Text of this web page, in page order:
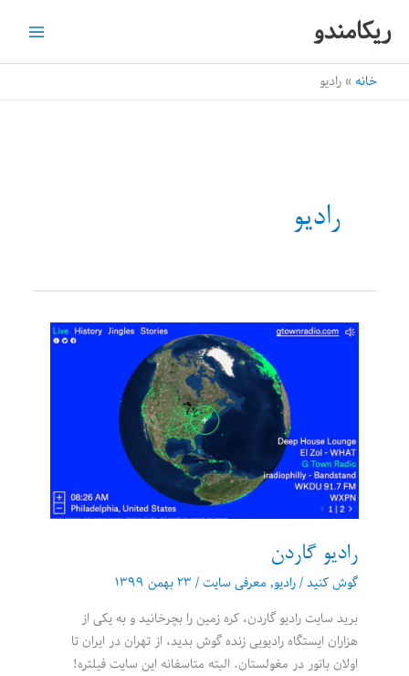
ریکامندو
خانه رادیو
رادیو
رادیو گاردن
گوش کنید/رادیو, معرفی سایت/ ۲۳ بهمن ۱۳۹۹
برید سایت رادیو گاردن، کره زمین را بچرخانید و به یکی از
هزاران ایستگاه رادیویی زنده گوش بدید، از تهران در ایران تا
اولان باتور در مغولستان. البته متاسفانه این سایت فیلتره!